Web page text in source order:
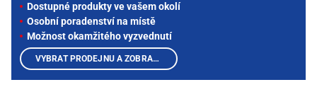
Dostupné produkty ve vašem okolí
Osobní poradenství na místě
Možnost okamžitého vyzvednutí
VYBRAT PRODEJNU A ZOBRAZIT PRODUKTY